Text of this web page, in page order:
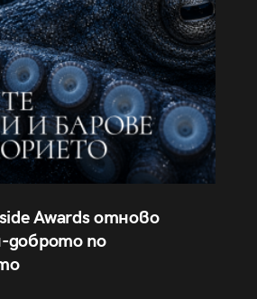
Awards отново
доброто по